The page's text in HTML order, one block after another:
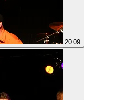
20:09